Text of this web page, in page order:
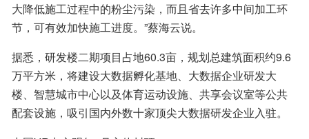
大降低施工过程中的粉尘污染，而且省去许多中间加工环
节，可有效加快施工进度。”蔡海云说。
据悉，研发楼二期项目占地60.3亩，规划总建筑面积约9.6
万平方米，将建设大数据孵化基地、大数据企业研发大
楼、智慧城市中心以及体育运动设施、共享会议室等公共
配套设施，吸引国内外数十家顶尖大数据研发企业入驻。